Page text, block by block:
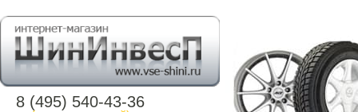
8 (495) 540-43-36